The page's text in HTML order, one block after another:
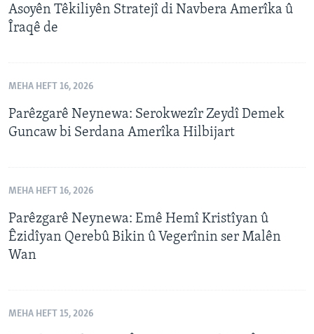
Asoyên Têkiliyên Stratejî di Navbera Amerîka û
Îraqê de
MEHA HEFT 16, 2026
Parêzgarê Neynewa: Serokwezîr Zeydî Demek
Guncaw bi Serdana Amerîka Hilbijart
MEHA HEFT 16, 2026
Parêzgarê Neynewa: Emê Hemî Kristîyan û
Êzidîyan Qerebû Bikin û Vegerînin ser Malên
Wan
MEHA HEFT 15, 2026